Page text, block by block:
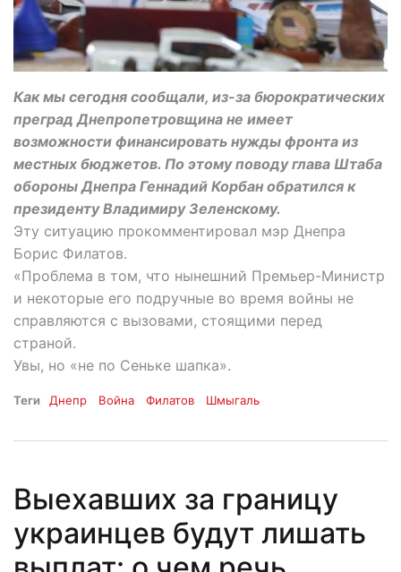
Как мы сегодня сообщали, из-за бюрократических
преград Днепропетровщина не имеет
возможности финансировать нужды фронта из
местных бюджетов. По этому поводу глава Штаба
обороны Днепра Геннадий Корбан обратился к
президенту Владимиру Зеленскому.
Эту ситуацию прокомментировал мэр Днепра
Борис Филатов.
«Проблема в том, что нынешний Премьер-Министр
и некоторые его подручные во время войны не
справляются с вызовами, стоящими перед
страной.
Увы, но «не по Сеньке шапка».
Теги Днепр Война Филатов Шмыгаль
Выехавших за границу
украинцев будут лишать